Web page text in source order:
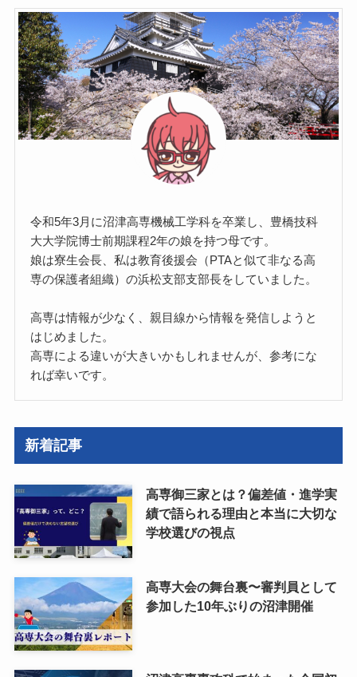
令和5年3月に沼津高専機械工学科を卒業し、豊橋技科
大大学院博士前期課程2年の娘を持つ母です。
娘は寮生会長、私は教育後援会（PTAと似て非なる高
専の保護者組織）の浜松支部支部長をしていました。
高専は情報が少なく、親目線から情報を発信しようと
はじめました。
高専による違いが大きいかもしれませんが、参考にな
れば幸いです。
新着記事
高専御三家とは？偏差値・進学実
績で語られる理由と本当に大切な
学校選びの視点
高専大会の舞台裏〜審判員として
参加した10年ぶりの沼津開催